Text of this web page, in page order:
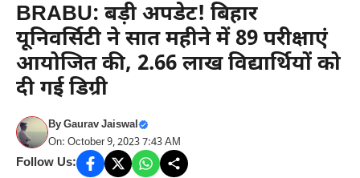
BRABU: बड़ी अपडेट! बिहार
यूनिवर्सिटी ने सात महीने में 89 परीक्षाएं
आयोजित की, 2.66 लाख विद्यार्थियों को
दी गई डिग्री
ByGaurav Jaiswal
On: October 9, 2023 7:43 AM
Follow Us: